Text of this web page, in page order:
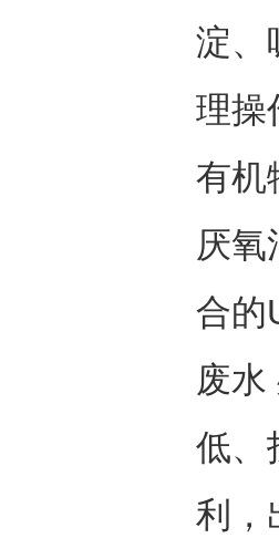
淀、
理操
有机
厌氧
合的
废水
低、
利，